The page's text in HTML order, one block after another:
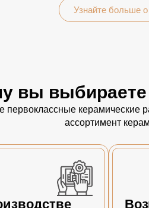
Узнайте больше о
вы выбираете
первоклассные керамические
ассортимент